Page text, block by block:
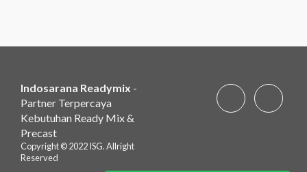
Indosarana Readymix -
Partner Terpercaya
Kebutuhan Ready Mix &
Precast
Copyright © 2022 ISG. Allright
Reserved